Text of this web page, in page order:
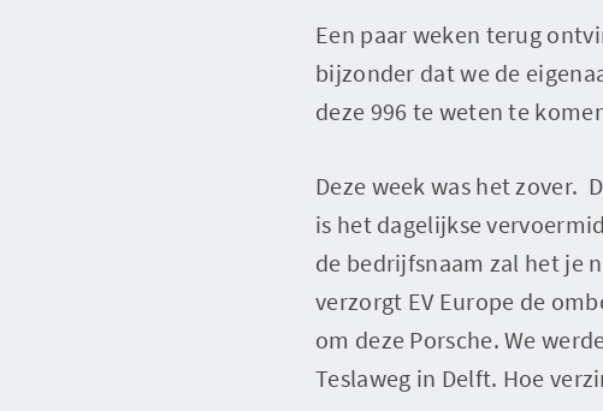
Een paar weken terug
bijzonder dat we de
deze 996 te weten te
Deze week was het zover.
is het dagelijkse
de bedrijfsnaam zal het je
verzorgt EV Europe de
om deze Porsche. We
Teslaweg in Delft. Hoe